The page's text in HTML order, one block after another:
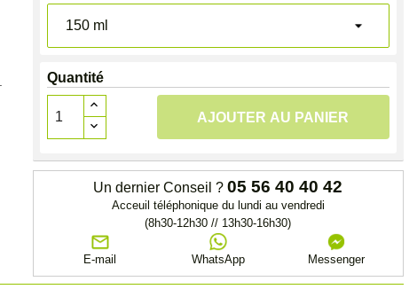
Quantité
AJOUTER AU PANIER
Un dernier Conseil ? 05 56 40 40 42
Acceuil téléphonique du lundi au vendredi
(8h30-12h30 // 13h30-16h30)
E-mail WhatsApp Messenger